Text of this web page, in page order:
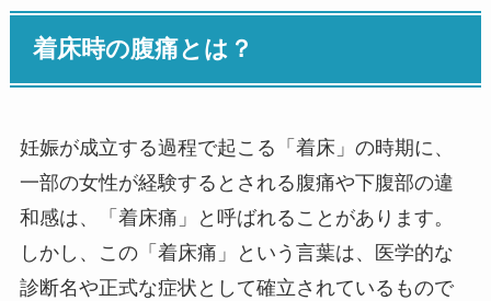
着床時の腹痛とは？
妊娠が成立する過程で起こる「着床」の時期に、
一部の女性が経験するとされる腹痛や下腹部の違
和感は、「着床痛」と呼ばれることがあります。
しかし、この「着床痛」という言葉は、医学的な
診断名や正式な症状として確立されているもので